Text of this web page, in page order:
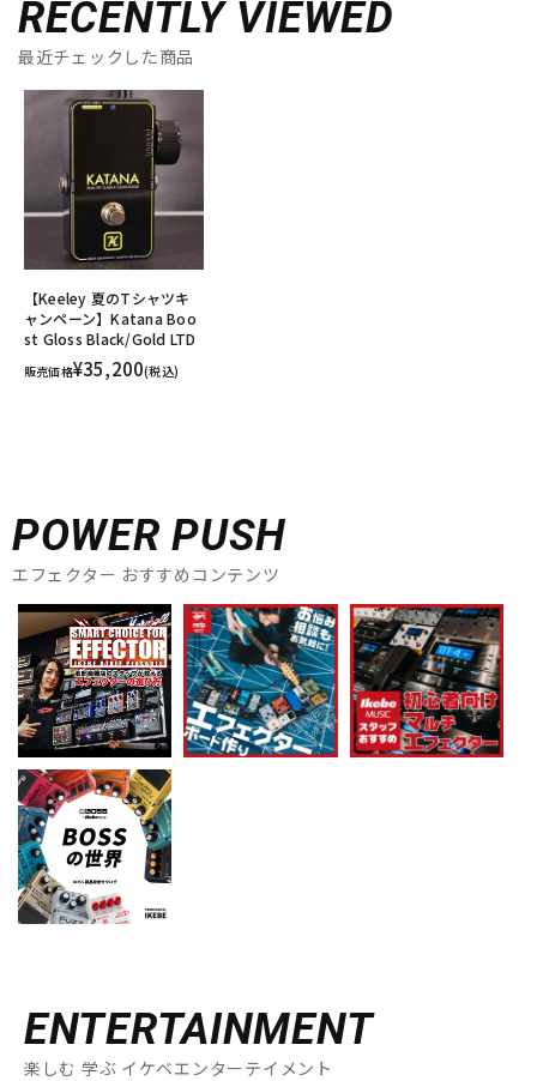
RECENTLY VIEWED
最近チェックした商品
【Keeley 夏のTシャツキ
ャンペーン】Katana Boo
st Gloss Black/Gold LTD
販売価格¥35,200(税込)
POWER PUSH
エフェクター おすすめコンテンツ
ENTERTAINMENT
楽しむ 学ぶ イケベエンターテイメント